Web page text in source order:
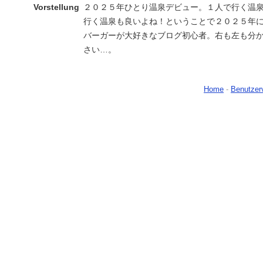
Vorstellung
２０２５年ひとり温泉デビュー。１人で行く温
行く温泉も良いよね！ということで２０２５年
バーガーが大好きなブログ初心者。右も左も分
さい…。
Home -